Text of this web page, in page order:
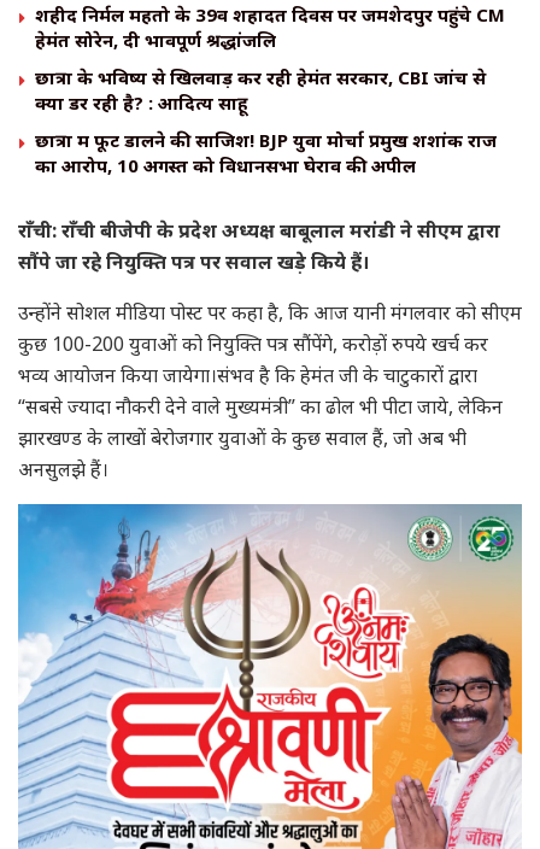
शहीद निर्मल महतो के 39वें शहादत दिवस पर जमशेदपुर पहुंचे CM
हेमंत सोरेन, दी भावपूर्ण श्रद्धांजलि
छात्रों के भविष्य से खिलवाड़ कर रही हेमंत सरकार, CBI जांच से
क्यों डर रही है? : आदित्य साहू
छात्रों में फूट डालने की साजिश! BJP युवा मोर्चा प्रमुख शशांक राज
का आरोप, 10 अगस्त को विधानसभा घेराव की अपील
राँची: राँची बीजेपी के प्रदेश अध्यक्ष बाबूलाल मरांडी ने सीएम द्वारा
सौंपे जा रहे नियुक्ति पत्र पर सवाल खड़े किये हैं।
उन्होंने सोशल मीडिया पोस्ट पर कहा है, कि आज यानी मंगलवार को सीएम
कुछ 100-200 युवाओं को नियुक्ति पत्र सौंपेंगे, करोड़ों रुपये खर्च कर
भव्य आयोजन किया जायेगा।संभव है कि हेमंत जी के चाटुकारों द्वारा
“सबसे ज्यादा नौकरी देने वाले मुख्यमंत्री” का ढोल भी पीटा जाये, लेकिन
झारखण्ड के लाखों बेरोजगार युवाओं के कुछ सवाल हैं, जो अब भी
अनसुलझे हैं।